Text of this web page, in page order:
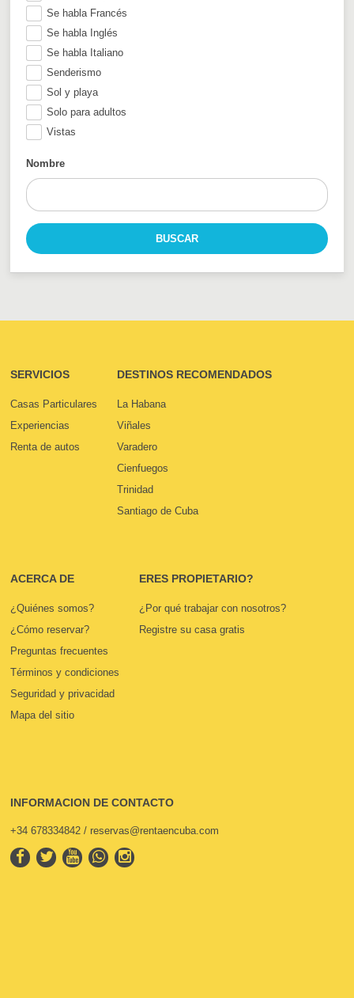
Se habla Francés
Se habla Inglés
Se habla Italiano
Senderismo
Sol y playa
Solo para adultos
Vistas
Nombre
SERVICIOS
Casas Particulares
Experiencias
Renta de autos
DESTINOS RECOMENDADOS
La Habana
Viñales
Varadero
Cienfuegos
Trinidad
Santiago de Cuba
ACERCA DE
¿Quiénes somos?
¿Cómo reservar?
Preguntas frecuentes
Términos y condiciones
Seguridad y privacidad
Mapa del sitio
ERES PROPIETARIO?
¿Por qué trabajar con nosotros?
Registre su casa gratis
INFORMACION DE CONTACTO
+34 678334842 / reservas@rentaencuba.com